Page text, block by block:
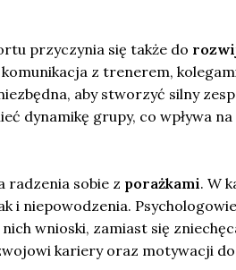
przyczynia się także do
z trenerem,
aby stworzyć silny
dynamikę grupy, co wpływa na
radzenia sobie z porażkami. W
i niepowodzenia.
wnioski, zamiast się
kariery oraz motywacji do